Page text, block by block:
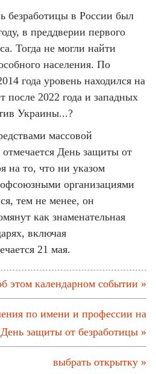
безработицы в России был
в преддверии первого
Тогда не могли найти
населения. По
года уровень находился на
после 2022 года и западных
Украины...?
массовой
День защиты от
на то, что ни указом
организациями
тем не менее, он
как знаменательная
включая
21 мая.
этом календарном событии »
по имени и профессии на
День защиты от безработицы »
выбрать открытку »